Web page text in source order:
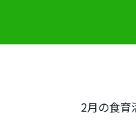
2月の食育